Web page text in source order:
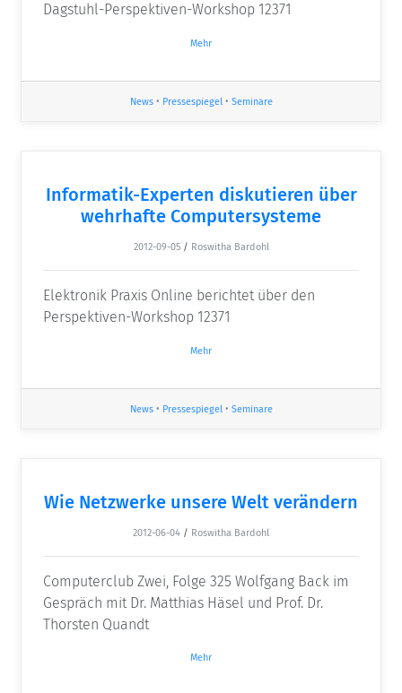
Dagstuhl-Perspektiven-Workshop 12371
Mehr
News• Pressespiegel• Seminare
Informatik-Experten diskutieren über
wehrhafte Computersysteme
2012-09-05 / Roswitha Bardohl
Elektronik Praxis Online berichtet über den
Perspektiven-Workshop 12371
Mehr
News• Pressespiegel • Seminare
Wie Netzwerke unsere Welt verändern
2012-06-04 / Roswitha Bardohl
Computerclub Zwei, Folge 325 Wolfgang Back im
Gespräch mit Dr. Matthias Häsel und Prof. Dr.
Thorsten Quandt
Mehr